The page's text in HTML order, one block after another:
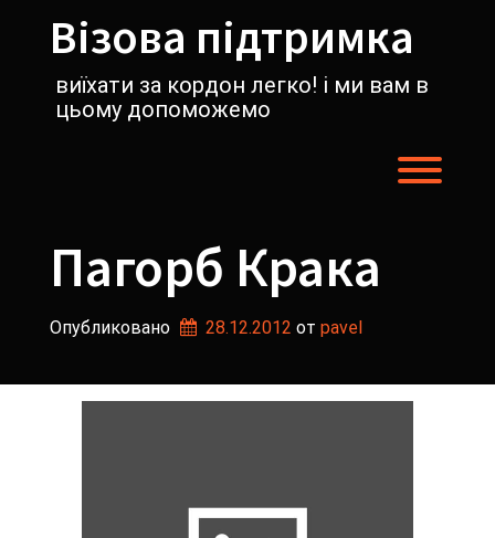
содержимомуВізова підтримка
виїхати за кордон легко! і ми вам в
цьому допоможемо
Пагорб Крака
Опубликовано 28.12.2012 от pavel